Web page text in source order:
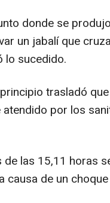
donde se
un jabalí que
lo sucedido.
trasladó
por los
de las 15,11 horas
causa de un